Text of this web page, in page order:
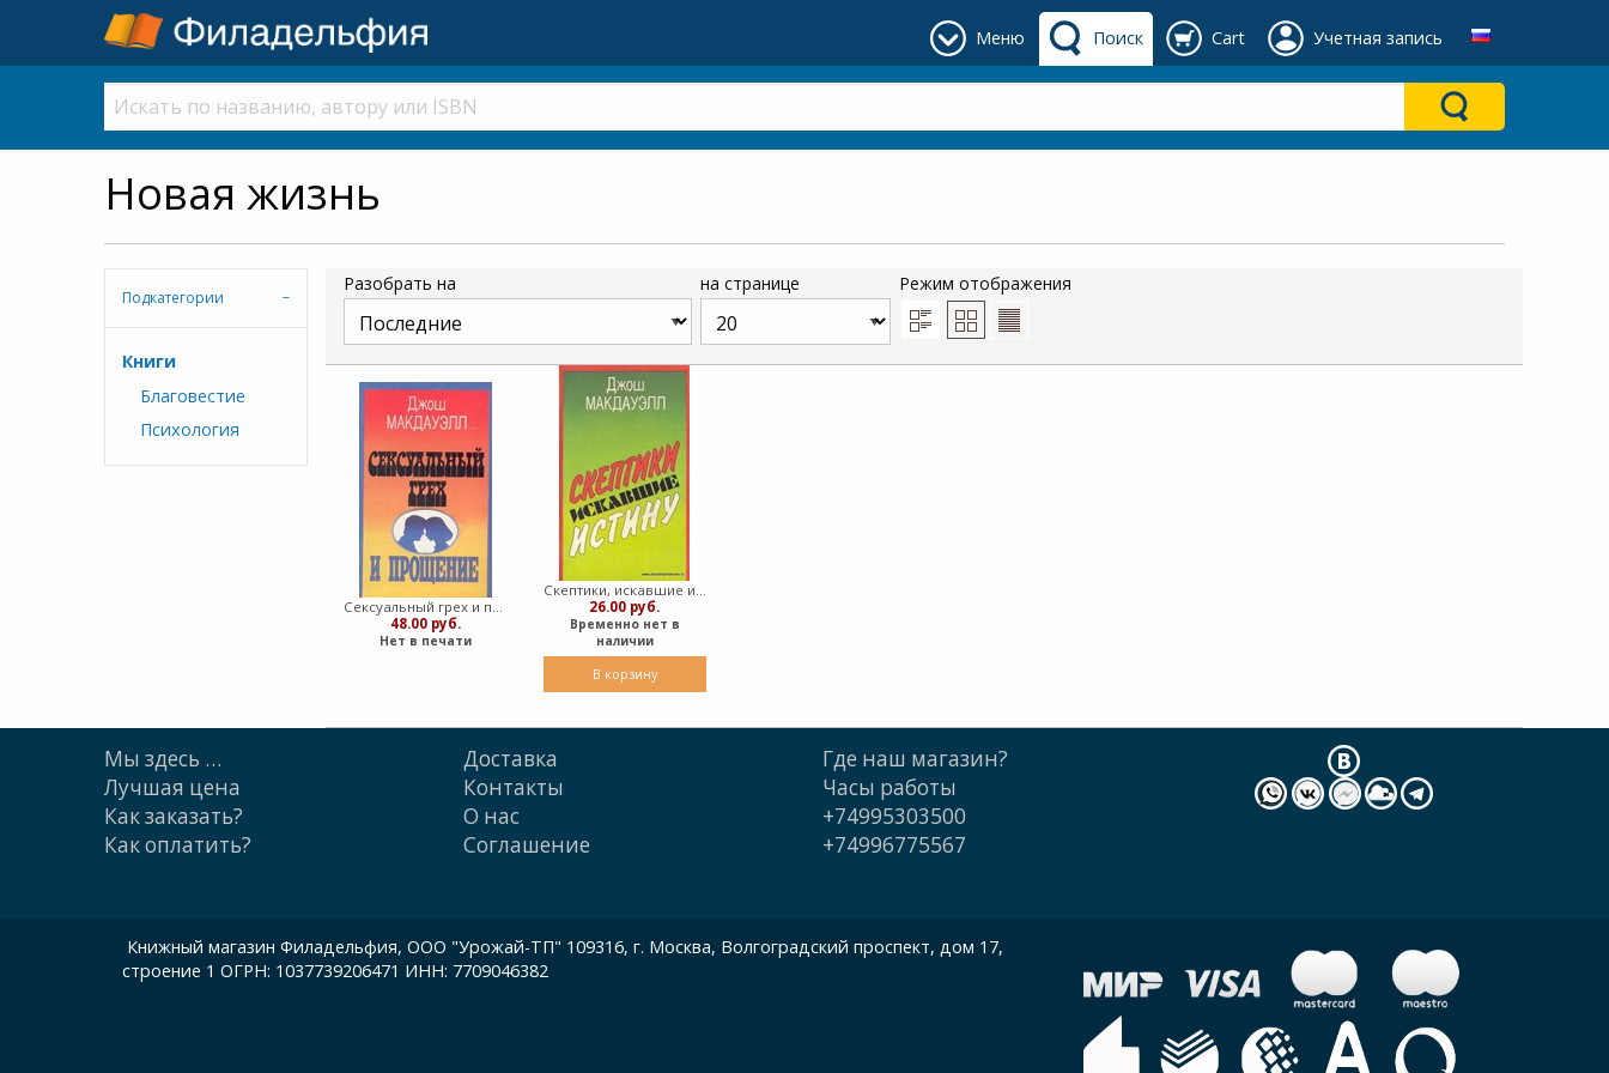
Меню Поиск Cart Учетная запись
Новая жизнь
Разобрать на на странице Режим отображения
48.00 руб.
Нет в печати
26.00 руб.
Временно нет в
наличии
В корзину
Подкатегории
Книги
Благовестие
Психология
Мы здесь …
Лучшая цена
Как заказать?
Как оплатить?
Доставка
Контакты
О нас
Cоглашение
Где наш магазин?
Часы работы
+74995303500
+74996775567
Книжный магазин Филадельфия, ООО "Урожай-ТП" 109316, г. Москва, Волгоградский проспект, дом 17,
строение 1 ОГРН: 1037739206471 ИНН: 7709046382